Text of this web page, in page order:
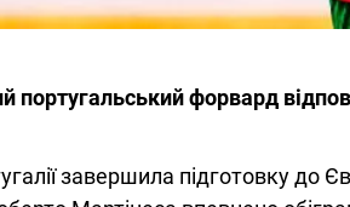
португальський форвард
завершила підготовку до